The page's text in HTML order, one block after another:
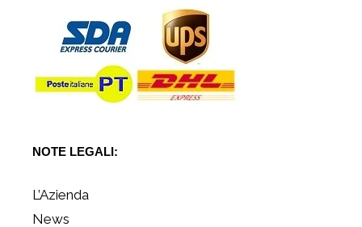
NOTE LEGALI:
L’Azienda
News